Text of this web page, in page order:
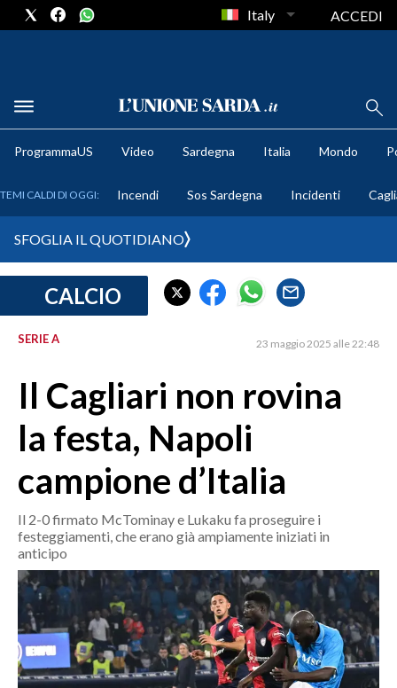
METEO
CRONACA SARDEGNA
MEDIO CAMPIDANO
ORISTANO E PROVINCIA
SASSARI E PROVINCIA
GALLURA
OGLIASTRA
AGENDA
CRONACA
ITALIA
MONDO
Italy ACCEDI
ProgrammaUS Video Sardegna Italia Mondo
TEMI CALDI DI OGGI: Incendi Sos Sardegna Incidenti
SFOGLIA IL QUOTIDIANO
CALCIO
SERIE A 23 maggio 2025 alle 22:48
Il Cagliari non rovina
la festa, Napoli
campione d’Italia
Il 2-0 firmato McTominay e Lukaku fa proseguire i
festeggiamenti, che erano già ampiamente iniziati in
anticipo